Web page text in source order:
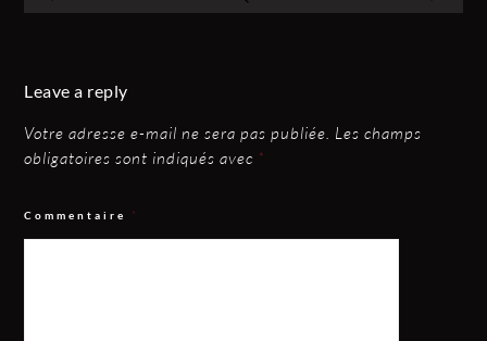
Leave a reply
Votre adresse e-mail ne sera pas publiée. Les champs
obligatoires sont indiqués avec *
Commentaire *